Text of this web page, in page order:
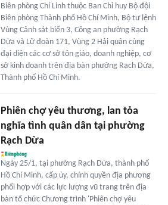
Biên phòng Chí Linh thuộc Ban Chỉ huy Bộ đội
Biên phòng Thành phố Hồ Chí Minh, Bộ tư lệnh
Vùng Cảnh sát biển 3, Công an phường Rạch
Dừa và Lữ đoàn 171, Vùng 2 Hải quân cùng
đại diện các cơ sở tôn giáo, doanh nghiệp, cơ
sở kinh doanh trên địa bàn phường Rạch Dừa,
Thành phố Hồ Chí Minh.
Phiên chợ yêu thương, lan tỏa
nghĩa tình quân dân tại phường
Rạch Dừa
Ngày 25/1, tại phường Rạch Dừa, thành phố
Hồ Chí Minh, cấp ủy, chính quyền địa phương
phối hợp với các lực lượng vũ trang trên địa
bàn tổ chức Chương trình 'Phiên chợ yêu